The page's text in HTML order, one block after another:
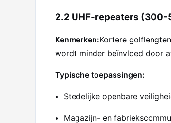
2.2 UHF-repeaters
Kenmerken:Kortere
wordt minder beïnvloed door
Typische toepassingen:
Stedelijke openbare
Magazijn- en